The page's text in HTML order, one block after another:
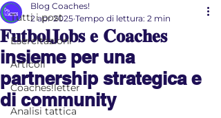
Tutti i post
Esercitazioni
Articoli
Coaches!letter
Analisi tattica
𝐅𝐮𝐭𝐛𝐨𝐥𝐉𝐨𝐛𝐬 𝐞 𝐂𝐨𝐚𝐜𝐡𝐞𝐬
insieme per una
partnership strategica e
di community
Blog Coaches!
2 apr 2025 Tempo di lettura: 2 min